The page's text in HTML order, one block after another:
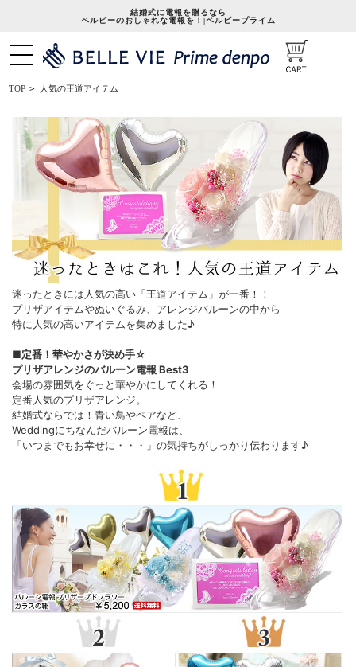
結婚式に電報を贈るなら
ベルビーのおしゃれな電報を！|ベルビープライム
TOP > 人気の王道アイテム
迷ったときには人気の高い「王道アイテム」が一番！！
プリザアイテムやぬいぐるみ、アレンジバルーンの中から
特に人気の高いアイテムを集めました♪
■定番！華やかさが決め手☆
プリザアレンジのバルーン電報 Best3
会場の雰囲気をぐっと華やかにしてくれる！
定番人気のプリザアレンジ。
結婚式ならでは！青い鳥やペアなど、
Weddingにちなんだバルーン電報は、
「いつまでもお幸せに・・・」の気持ちがしっかり伝わります♪